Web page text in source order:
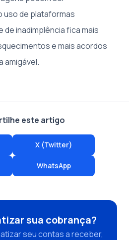
uso de plataformas
inadimplência fica mais
e mais acordos
amigável.
este artigo
X (Twitter)
WhatsApp
sua cobrança?
seu contas a receber,